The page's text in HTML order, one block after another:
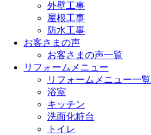
外壁工事
屋根工事
防水工事
お客さまの声
お客さまの声一覧
リフォームメニュー
リフォームメニュー一覧
浴室
キッチン
洗面化粧台
トイレ